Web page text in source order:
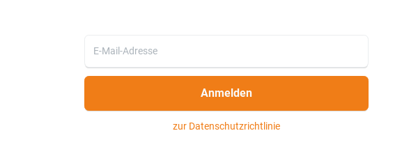
Anmelden
zur Datenschutzrichtlinie